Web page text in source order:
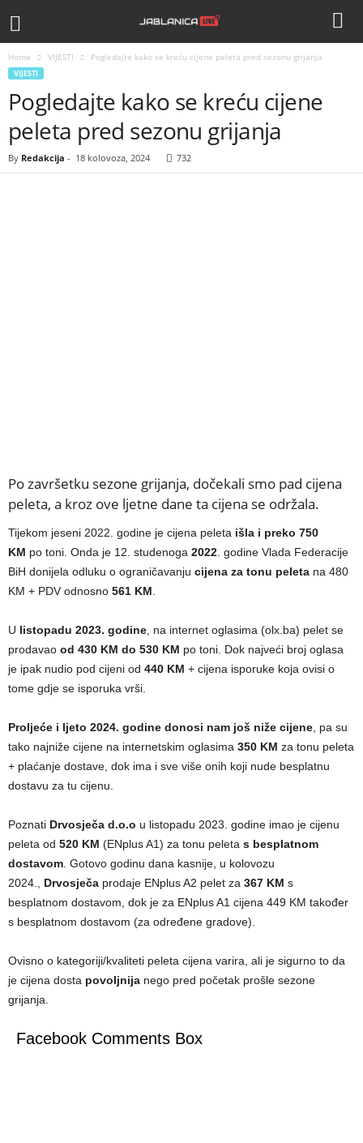
Home VIJESTI Pogledajte kako se kreću cijene peleta pred sezonu grijanja
VIJESTI
Pogledajte kako se kreću cijene
peleta pred sezonu grijanja
By Redakcija - 18 kolovoza, 2024 732
Po završetku sezone grijanja, dočekali smo pad cijena
peleta, a kroz ove ljetne dane ta cijena se održala.
Tijekom jeseni 2022. godine je cijena peleta išla i preko 750
KM po toni. Onda je 12. studenoga 2022 . godine Vlada Federacije
BiH donijela odluku o ograničavanju cijena za tonu peleta na 480
KM + PDV odnosno 561 KM
U listopadu 2023. godine , na internet oglasima (olx.ba) pelet se
prodavao od 430 KM do 530 KM po toni. Dok najveći broj oglasa
je ipak nudio pod cijeni od 440 KM + cijena isporuke koja ovisi o
tome gdje se isporuka vrši.
Proljeće i ljeto 2024. godine donosi nam još niže cijene , pa su
tako najniže cijene na internetskim oglasima 350 KM za tonu peleta
+ plaćanje dostave, dok ima i sve više onih koji nude besplatnu
dostavu za tu cijenu.
Poznati Drvosječa d.o.o u listopadu 2023. godine imao je cijenu
peleta od 520 KM (ENplus A1) za tonu peleta s besplatnom
dostavom . Gotovo godinu dana kasnije, u kolovozu
2024., Drvosječa prodaje ENplus A2 pelet za 367 KM s
besplatnom dostavom, dok je za ENplus A1 cijena 449 KM također
s besplatnom dostavom (za određene gradove).
Ovisno o kategoriji/kvaliteti peleta cijena varira, ali je sigurno to da
je cijena dosta povoljnija nego pred početak prošle sezone
grijanja.
Facebook Comments Box